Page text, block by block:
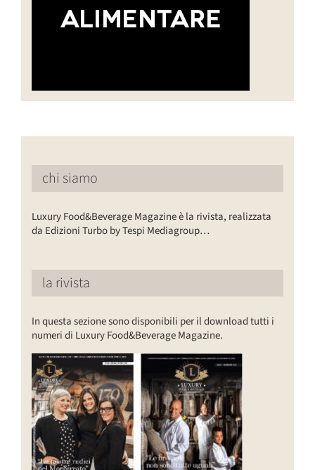
chi siamo
Luxury Food&Beverage Magazine è la rivista, realizzata
da Edizioni Turbo by Tespi Mediagroup…
la rivista
In questa sezione sono disponibili per il download tutti i
numeri di Luxury Food&Beverage Magazine.